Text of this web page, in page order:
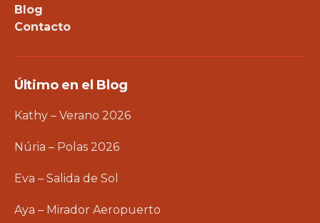
Blog
Contacto
Último en el Blog
Kathy – Verano 2026
Núria – Polas 2026
Eva – Salida de Sol
Aya – Mirador Aeropuerto